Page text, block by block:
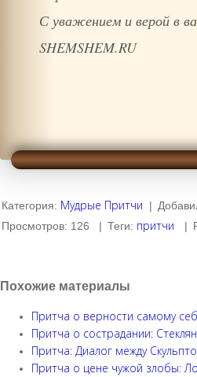
С уважением и верой
SHEMSHEM.RU
Категория: Мудрые Притчи |
Просмотров: 126 | Теги: притчи |
Похожие материалы
Притча о верности самому
Притча о сострадании:
Притча: Диалог между
Притча о цене чужой злобы: